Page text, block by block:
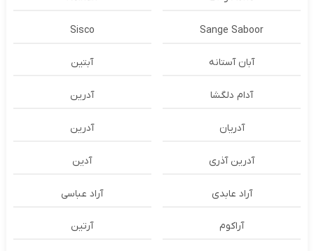
Sange Saboor
Sisco
آبان آستانه آبتین
آدام دلگشا آدرين
آدریان آدرین
آدرین آذری آدین
آراد عابدی آراد عباسی
آراکوم آرتین